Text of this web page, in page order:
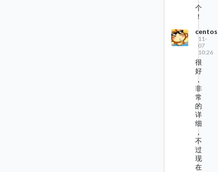
个
！
centos
11-
07
10:26
很
好
，
非
常
的
详
细
，
不
过
现
在